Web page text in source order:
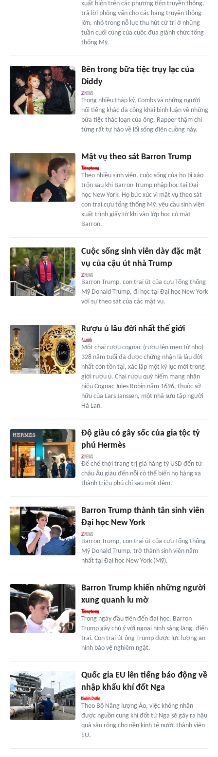
xuất hiện trên các phương tiện truyền thông,
trả lời phỏng vấn cho các hãng truyền thông
lớn, nhỏ trong nỗ lực thu hút cử tri ở những
tuần cuối cùng của cuộc đua giành chức tổng
thống Mỹ.
Bên trong bữa tiệc trụy lạc của
Diddy
Trong nhiều thập kỷ, Combs và những người
nổi tiếng khác đã công khai bình luận về những
bữa tiệc thác loạn của ông. Rapper thậm chí
từng rất tự hào về lối sống điên cuồng này.
Mật vụ theo sát Barron Trump
Theo nhiều sinh viên, cuộc sống của họ bị xáo
trộn sau khi Barron Trump nhập học tại Đại
học New York. Họ bức xúc vì mật vụ theo sát
con trai cựu tổng thống Mỹ, yêu cầu sinh viên
xuất trình giấy tờ khi vào lớp học có mặt
Barron.
Cuộc sống sinh viên dày đặc mật
vụ của cậu út nhà Trump
Barron Trump, con trai út của cựu Tổng thống
Mỹ Donald Trump, đi học tại Đại học New York
với sự theo sát của các mật vụ.
Rượu ủ lâu đời nhất thế giới
Một chai rượu cognac (rượu lên men từ nho)
328 năm tuổi đã được chứng nhận là lâu đời
nhất còn tồn tại, xác lập một kỷ lục mới trong
giới rượu ủ. Chai rượu quý hiếm mang nhãn
hiệu Cognac Jules Robin năm 1696, thuộc sở
hữu của Lars Janssen, một nhà sưu tập người
Hà Lan.
Độ giàu có gây sốc của gia tộc tỷ
phú Hermès
Đế chế thời trang trị giá hàng tỷ USD đến từ
châu Âu giàu đến nỗi có thể biến họ hàng xa
thành triệu phú chỉ sau một đêm.
Barron Trump thành tân sinh viên
Đại học New York
Barron Trump, con trai út của cựu Tổng thống
Mỹ Donald Trump, trở thành sinh viên năm
nhất tại Đại học New York (Mỹ).
Barron Trump khiến những người
xung quanh lu mờ
Trong ngày đầu tiên đến đại học, Barron
Trump gây chú ý với ngoại hình sáng láng, điển
trai. Con trai út ông Trump được lực lượng an
ninh bảo vệ nghiêm ngặt.
Quốc gia EU lên tiếng báo động về
nhập khẩu khí đốt Nga
Theo Bộ Năng lượng Áo, việc không nhận
được nguồn cung khí đốt từ Nga sẽ gây ra hậu
quả sâu rộng cho nền kinh tế nước thành viên
EU.